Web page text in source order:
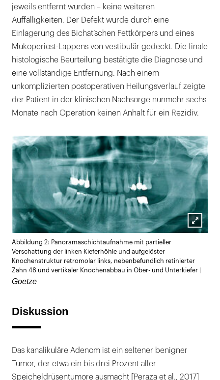
jeweils entfernt wurden – keine weiteren
Auffälligkeiten. Der Defekt wurde durch eine
Einlagerung des Bichat’schen Fettkörpers und eines
Mukoperiost-Lappens von vestibulär gedeckt. Die finale
histologische Beurteilung bestätigte die Diagnose und
eine vollständige Entfernung. Nach einem
unkomplizierten postoperativen Heilungsverlauf zeigte
der Patient in der klinischen Nachsorge nunmehr sechs
Monate nach Operation keinen Anhalt für ein Rezidiv.
Abbildung 2: Panoramaschichtaufnahme mit partieller
Verschattung der linken Kieferhöhle und aufgelöster
Knochenstruktur retromolar links, nebenbefundlich retinierter
Zahn 48 und vertikaler Knochenabbau in Ober- und Unterkiefer |
Goetze
Diskussion
Das kanalikuläre Adenom ist ein seltener benigner
Tumor, der etwa ein bis drei Prozent aller
Speicheldrüsentumore ausmacht [Peraza et al., 2017]